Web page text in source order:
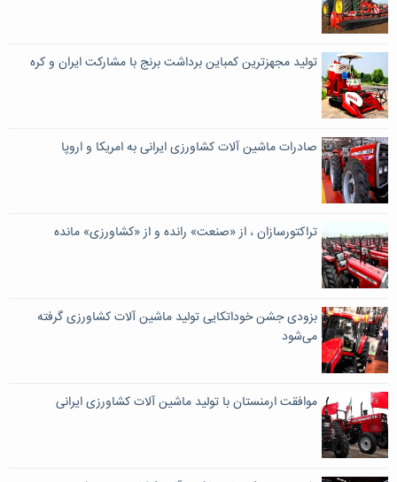
تولید مجهزترین کمباین برداشت برنج با مشارکت ایران و کره
صادرات ماشین آلات کشاورزی ایرانی به امریکا و اروپا
تراکتورسازان ، از «صنعت» رانده و از «کشاورزی» مانده
بزودی جشن خوداتکایی تولید ماشین آلات کشاورزی گرفته
می‌شود
موافقت ارمنستان با تولید ماشین آلات کشاورزی ایرانی